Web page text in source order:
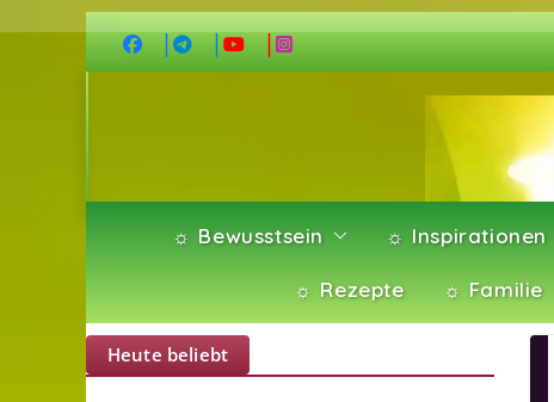
Inhalt
☼ Bewusstsein ☼ Inspirationen
☼ Rezepte ☼ Familie
Heute beliebt